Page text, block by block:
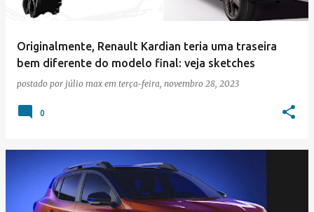
Originalmente, Renault Kardian teria uma traseira
bem diferente do modelo final: veja sketches
postado por júlio max em terça-feira, novembro 28, 2023
0